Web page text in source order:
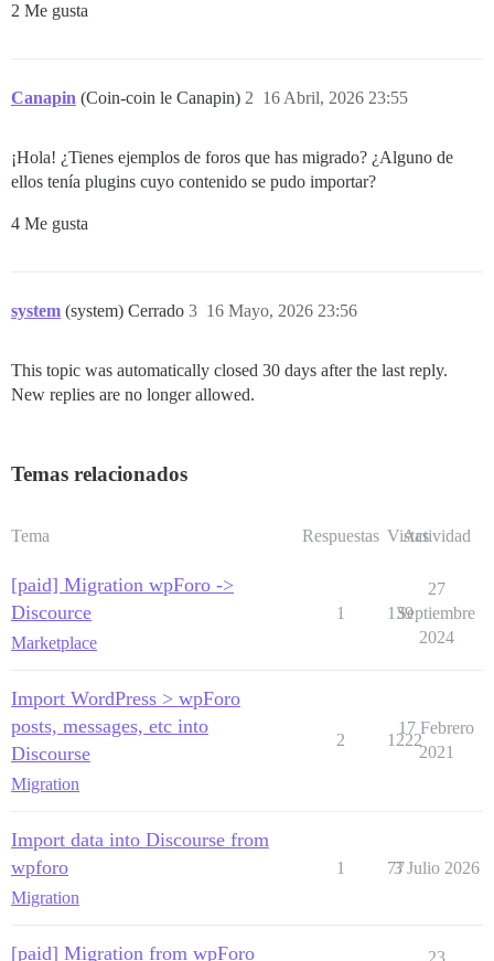
2 Me gusta
Canapin (Coin-coin le Canapin) 16 Abril, 2026 23:55
2
¡Hola! ¿Tienes ejemplos de foros que has migrado? ¿Alguno de
ellos tenía plugins cuyo contenido se pudo importar?
4 Me gusta
system (system) Cerrado 16 Mayo, 2026 23:56
3
This topic was automatically closed 30 days after the last reply.
New replies are no longer allowed.
Temas relacionados
Tema Respuestas Vistas
Actividad
[paid] Migration wpForo ->
Discource
Marketplace
1 139
27
Septiembre
2024
Import WordPress > wpForo
posts, messages, etc into
Discourse
Migration
2 1222
17 Febrero
2021
Import data into Discourse from
wpforo
Migration
1 77
3 Julio 2026
[paid] Migration from wpForo 23